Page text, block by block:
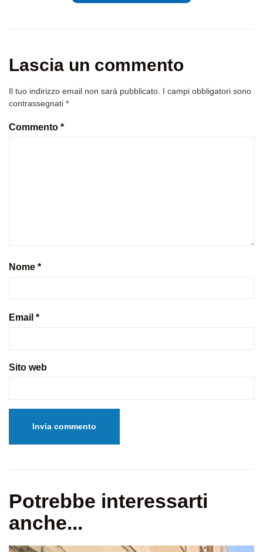
Lascia un commento
Il tuo indirizzo email non sarà pubblicato. I campi obbligatori sono
contrassegnati *
Commento *
Nome *
Email *
Sito web
Potrebbe interessarti
anche...